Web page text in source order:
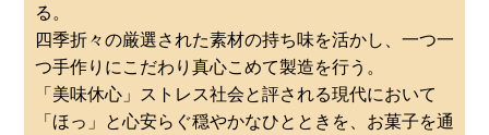
る。
四季折々の厳選された素材の持ち味を活かし、一つ一
つ手作りにこだわり真心こめて製造を行う。
「美味休心」ストレス社会と評される現代において
「ほっ」と心安らぐ穏やかなひとときを、お菓子を通